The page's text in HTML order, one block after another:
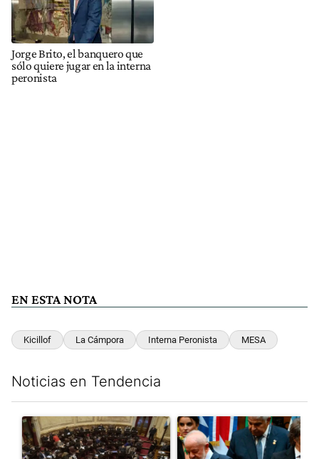
Jorge Brito, el banquero que
sólo quiere jugar en la interna
peronista
EN ESTA NOTA
Kicillof La Cámpora Interna Peronista MESA
Noticias en Tendencia
Un artículo de tendencia con el título "El Senado dio media
Un artículo de tendencia con